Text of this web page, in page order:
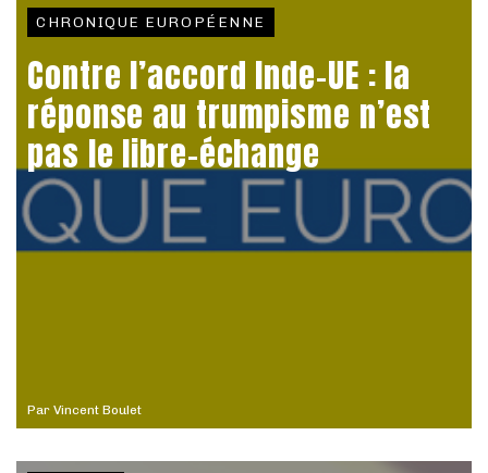
Par Vincent Boulet
CHRONIQUE EUROPÉENNE
Contre l’accord Inde-UE : la
réponse au trumpisme n’est
pas le libre-échange